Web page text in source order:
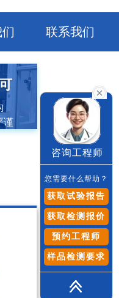
联系我们
谨
咨询工程师
您需要什么帮助？
获取试验报告
获取检测报价
预约工程师
样品检测要求